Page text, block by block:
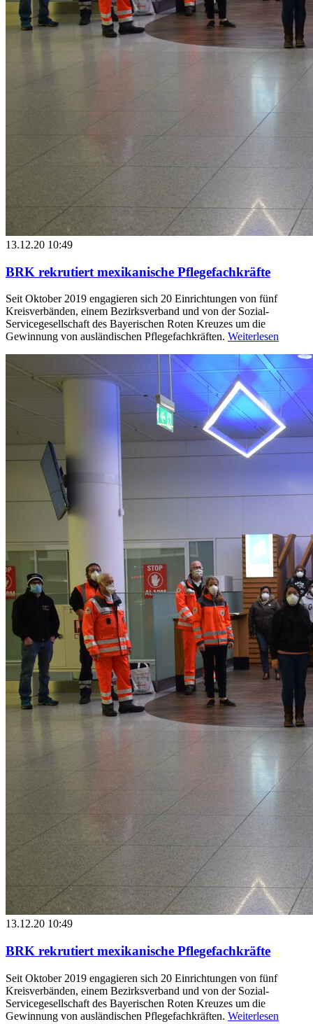
13.12.20 10:49
BRK rekrutiert mexikanische Pflegefachkräfte
Seit Oktober 2019 engagieren sich 20 Einrichtungen von fünf
Kreisverbänden, einem Bezirksverband und von der Sozial-
Servicegesellschaft des Bayerischen Roten Kreuzes um die
Gewinnung von ausländischen Pflegefachkräften. Weiterlesen
13.12.20 10:49
BRK rekrutiert mexikanische Pflegefachkräfte
Seit Oktober 2019 engagieren sich 20 Einrichtungen von fünf
Kreisverbänden, einem Bezirksverband und von der Sozial-
Servicegesellschaft des Bayerischen Roten Kreuzes um die
Gewinnung von ausländischen Pflegefachkräften. Weiterlesen